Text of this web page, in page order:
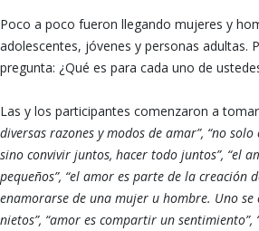
Poco a poco fueron llegando mujeres y
adolescentes, jóvenes y personas adultas.
pregunta: ¿Qué es para cada uno de
Las y los participantes comenzaron a
diversas razones y modos de amar”, “no
sino convivir juntos, hacer todo juntos”, “el
pequeños”, “el amor es parte de la creación
enamorarse de una mujer u hombre. Uno se
nietos”, “amor es compartir un sentimiento”,